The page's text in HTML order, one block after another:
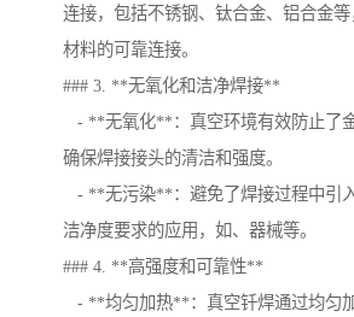
连接，包括不锈钢、钛合金、铝合金
材料的可靠连接。
### 3. **无氧化和洁净焊接**
- **无氧化**：真空环境有效防止了金
确保焊接接头的清洁和强度。
- **无污染**：避免了焊接过程中引
洁净度要求的应用，如、器械等。
### 4. **高强度和可靠性**
- **均匀加热**：真空钎焊通过均匀